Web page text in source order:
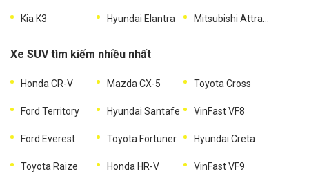
Kia K3 Hyundai Elantra Mitsubishi Attrage
Xe SUV tìm kiếm nhiều nhất
Honda CR-V Mazda CX-5 Toyota Cross
Ford Territory Hyundai Santafe VinFast VF8
Ford Everest Toyota Fortuner Hyundai Creta
Toyota Raize Honda HR-V VinFast VF9